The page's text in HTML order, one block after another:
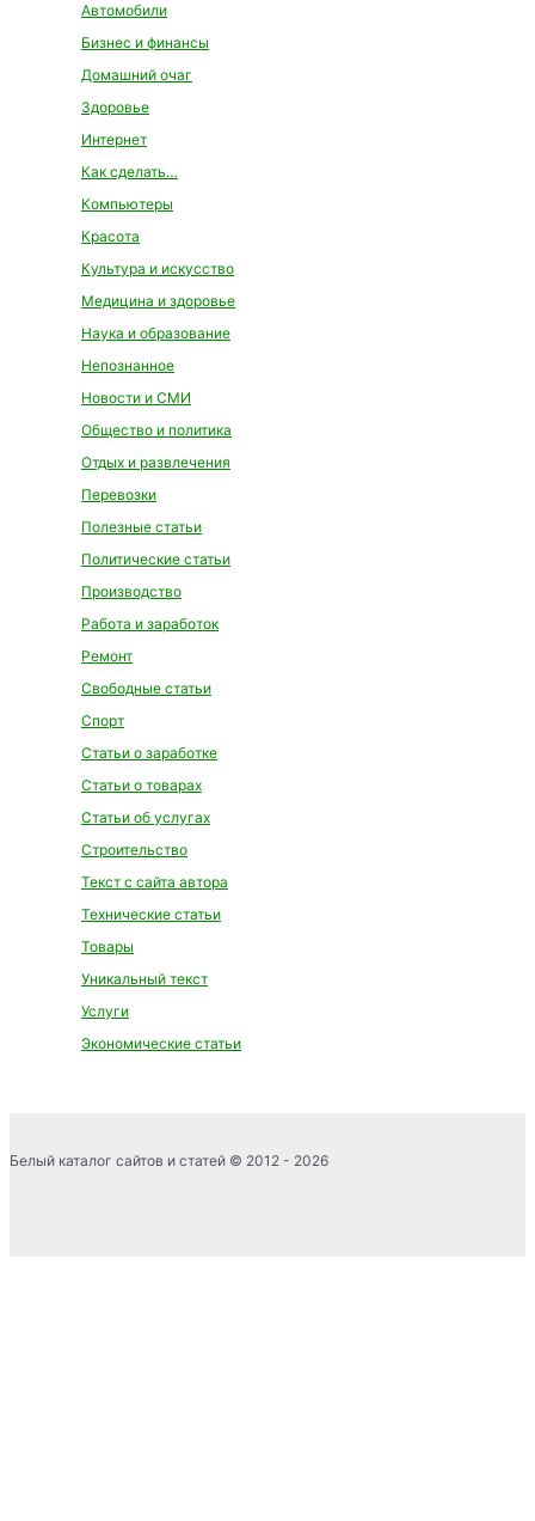
Автомобили
Бизнес и финансы
Домашний очаг
Здоровье
Интернет
Как сделать…
Компьютеры
Красота
Культура и искусство
Медицина и здоровье
Наука и образование
Непознанное
Новости и СМИ
Общество и политика
Отдых и развлечения
Перевозки
Полезные статьи
Политические статьи
Производство
Работа и заработок
Ремонт
Свободные статьи
Спорт
Статьи о заработке
Статьи о товарах
Статьи об услугах
Строительство
Текст с сайта автора
Технические статьи
Товары
Уникальный текст
Услуги
Экономические статьи
Белый каталог сайтов и статей © 2012 - 2026